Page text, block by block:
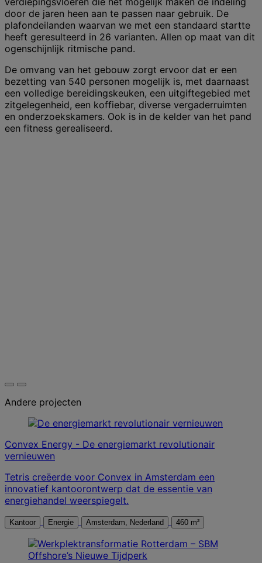
door de jaren heen aan te passen naar gebruik. De
plafondeilanden waarvan we met een standaard startte
heeft geresulteerd in 26 varianten. Allen op maat van dit
ogenschijnlijk ritmische pand.
De omvang van het gebouw zorgt ervoor dat er een
bezetting van 540 personen mogelijk is, met daarnaast
een volledige bereidingskeuken, een uitgiftegebied met
zitgelegenheid, een koffiebar, diverse vergaderruimten
en onderzoekskamers. Ook is in de kelder van het pand
een fitness gerealiseerd.
Andere projecten
Convex Energy - De energiemarkt revolutionair
vernieuwen
Tetris creëerde voor Convex in Amsterdam een
innovatief kantoorontwerp dat de essentie van
energiehandel weerspiegelt.
Kantoor Energie Amsterdam, Nederland 460 m²